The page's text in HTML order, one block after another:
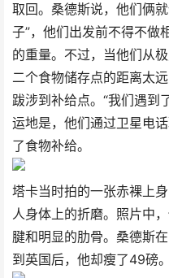
取回。桑德斯说，他们俩
子”，他们出发前不得不做
的重量。不过，当他们从
二个食物储存点的距离太
跋涉到补给点。“我们遇到
运地是，他们通过卫星电
了食物补给。
塔卡当时拍的一张赤裸上
人身体上的折磨。照片中
腱和明显的肋骨。桑德斯
到英国后，他却瘦了49磅。